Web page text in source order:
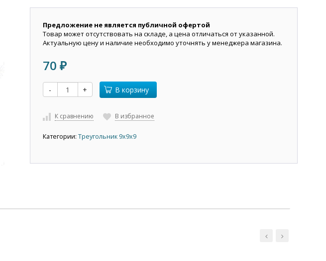
Предложение не является публичной офертой
Товар может отсутствовать на складе, а цена отличаться от указанной.
Актуальную цену и наличие необходимо уточнять у менеджера магазина.
70 ₽
- + В корзину
К сравнению В избранное
Категории: Треугольник 9х9х9